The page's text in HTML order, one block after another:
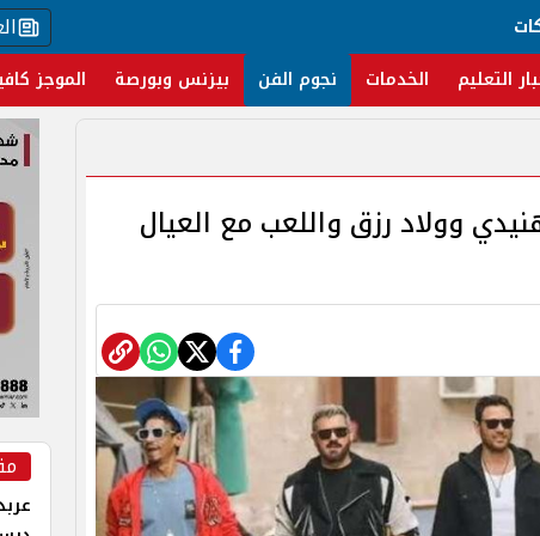
التعليم الخدمات نجوم الفن بيزنس وبورصة الموجز
عيد الأضحى 2024.. هنيدي وولاد رزق واللعب مع العيال